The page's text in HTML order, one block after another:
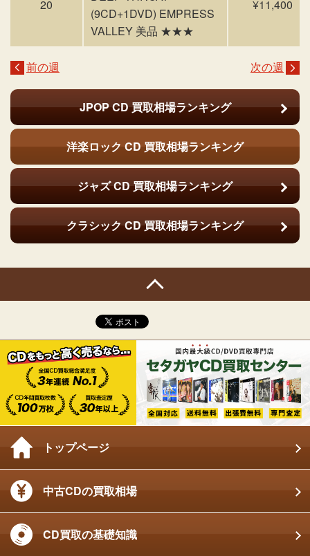
20
(9CD+1DVD) EMPRESS
VALLEY 美品 ★★★
¥11,400
前の週 次の週
JPOP CD買取相場ランキング
洋楽ロック CD 買取相場ランキング
ジャズ CD買取相場ランキング
クラシック CD買取相場ランキング
トップページ
中古CDの買取相場
CD買取の基礎知識